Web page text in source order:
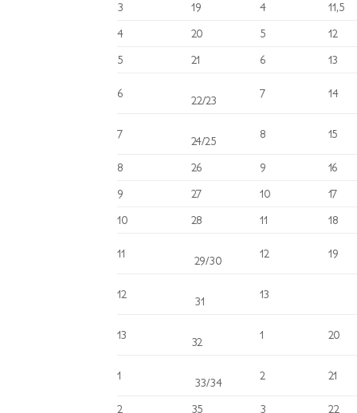
3 19 4 11,5
4 20 5 12
5 21 6 13
6
22/23
7 14
7
24/25
8 15
8 26 9 16
9 27 10 17
10 28 11 18
11
29/30
12 19
12
31
13
13
32
1 20
1
33/34
2 21
2 35 3 22